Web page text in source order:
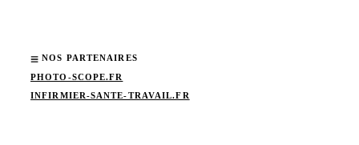
NOS PARTENAIRES
PHOTO-SCOPE.FR
INFIRMIER-SANTE-TRAVAIL.FR